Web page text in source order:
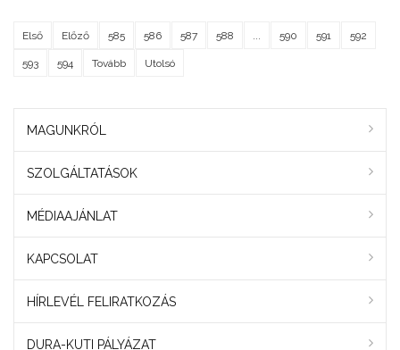
Első Előző 585 586 587 588 590 591 592
593 594 Tovább Utolsó
MAGUNKRÓL
SZOLGÁLTATÁSOK
MÉDIAAJÁNLAT
KAPCSOLAT
HÍRLEVÉL FELIRATKOZÁS
DURA-KUTI PÁLYÁZAT